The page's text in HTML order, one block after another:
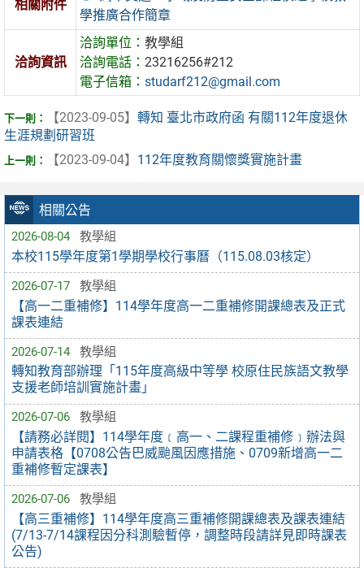
相關公告
2026-08-04 教學組
本校115學年度第1學期學校行事曆（115.08.03核定）
2026-07-17 教學組
【高一二重補修】114學年度高一二重補修開課總表及正式
課表連結
2026-07-14 教學組
轉知教育部辦理「115年度高級中等學 校原住民族語文教學
支援老師培訓實施計畫」
2026-07-06 教學組
【請務必詳閱】114學年度﹝高一、二課程重補修﹞辦法與
申請表格【0708公告巴威颱風因應措施、0709新增高一二
重補修暫定課表】
2026-07-06 教學組
【高三重補修】114學年度高三重補修開課總表及課表連結
(7/13-7/14課程因分科測驗暫停，調整時段請詳見即時課表
公告)
相關附件
學推廣合作簡章
洽詢資訊
洽詢單位：教學組
洽詢電話：23216256#212
電子信箱：studarf212@gmail.com
【2023-09-05】 轉知 臺北市政府函 有關112年度退休
生涯規劃研習班
【2023-09-04】 112年度教育關懷獎實施計畫